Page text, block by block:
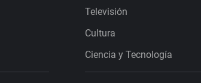
Televisión
Cultura
Ciencia y Tecnología